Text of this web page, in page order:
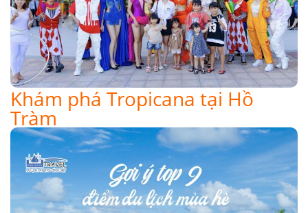
Khám phá Tropicana tại Hồ
Tràm